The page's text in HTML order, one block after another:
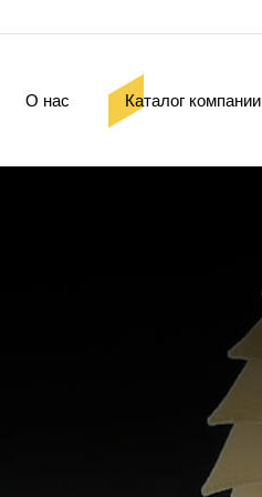
О нас Каталог компании